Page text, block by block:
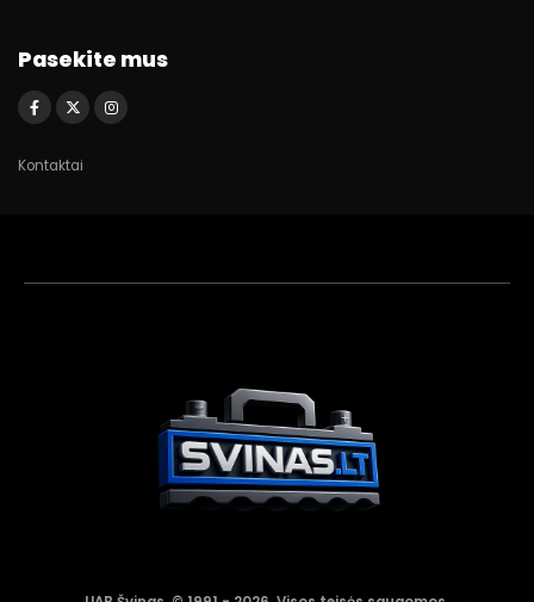
Pasekite mus
Kontaktai
Akumuliatorių
asistentas
Aktyvus dabar